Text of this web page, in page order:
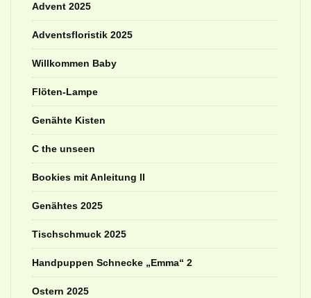
Advent 2025
Adventsfloristik 2025
Willkommen Baby
Flöten-Lampe
Genähte Kisten
C the unseen
Bookies mit Anleitung II
Genähtes 2025
Tischschmuck 2025
Handpuppen Schnecke „Emma“ 2
Ostern 2025